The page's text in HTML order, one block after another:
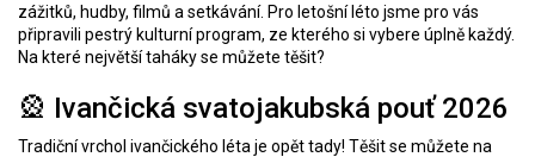
zážitků, hudby, filmů a setkávání. Pro letošní léto jsme pro vás
připravili pestrý kulturní program, ze kterého si vybere úplně každý.
Na které největší taháky se můžete těšit?
🎡 Ivančická svatojakubská pouť 2026
Tradiční vrchol ivančického léta je opět tady! Těšit se můžete na